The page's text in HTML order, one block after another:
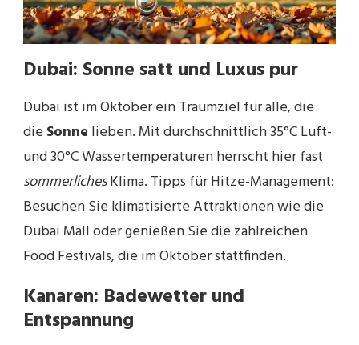
Dubai: Sonne satt und Luxus pur
Dubai ist im Oktober ein Traumziel für alle, die
die Sonne lieben. Mit durchschnittlich 35°C Luft-
und 30°C Wassertemperaturen herrscht hier fast
sommerlichesKlima. Tipps für Hitze-Management:
Besuchen Sie klimatisierte Attraktionen wie die
Dubai Mall oder genießen Sie die zahlreichen
Food Festivals, die im Oktober stattfinden.
Kanaren: Badewetter und
Entspannung